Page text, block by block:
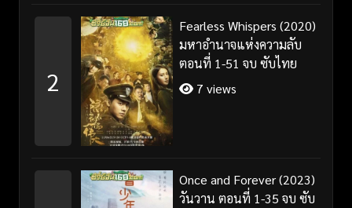
2
Fearless Whispers (2020)
มหาอำนาจแห่งความลับ
ตอนที่ 1-51 จบ ซับไทย
7 views
Once and Forever (2023)
วันวาน ตอนที่ 1-35 จบ ซับ